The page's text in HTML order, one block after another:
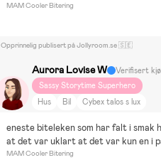
MAM Cooler Bitering
Opprinnelig publisert på Jollyroom.se 🇸🇪
Aurora Lovise W
Verifisert
Sassy Storytime Superhero
Hus
Bil Cybex talos s lux
eneste biteleken som har falt i
at det var uklart at det var kun en i
MAM Cooler Bitering